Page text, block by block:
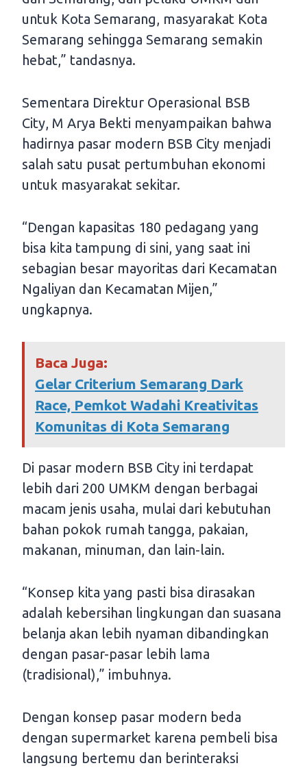
untuk Kota Semarang, masyarakat Kota
Semarang sehingga Semarang semakin
hebat,” tandasnya.
Sementara Direktur Operasional BSB
City, M Arya Bekti menyampaikan bahwa
hadirnya pasar modern BSB City menjadi
salah satu pusat pertumbuhan ekonomi
untuk masyarakat sekitar.
“Dengan kapasitas 180 pedagang yang
bisa kita tampung di sini, yang saat ini
sebagian besar mayoritas dari Kecamatan
Ngaliyan dan Kecamatan Mijen,”
ungkapnya.
Baca Juga:
Gelar Criterium Semarang Dark
Race, Pemkot Wadahi Kreativitas
Komunitas di Kota Semarang
Di pasar modern BSB City ini terdapat
lebih dari 200 UMKM dengan berbagai
macam jenis usaha, mulai dari kebutuhan
bahan pokok rumah tangga, pakaian,
makanan, minuman, dan lain-lain.
“Konsep kita yang pasti bisa dirasakan
adalah kebersihan lingkungan dan suasana
belanja akan lebih nyaman dibandingkan
dengan pasar-pasar lebih lama
(tradisional),” imbuhnya.
Dengan konsep pasar modern beda
dengan supermarket karena pembeli bisa
langsung bertemu dan berinteraksi